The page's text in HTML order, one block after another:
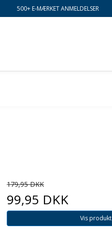
500+ E-MÆRKET ANMELDELSER
179,95 DKK
99,95 DKK
Vis produkt